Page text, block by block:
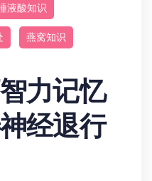
液酸知识
燕窝知识
力记忆
经退行